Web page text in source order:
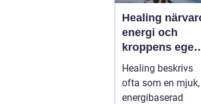
Healing närvaro,
energi och
kroppens egen
förmåga att läka
Healing beskrivs
ofta som en mjuk,
energibaserad